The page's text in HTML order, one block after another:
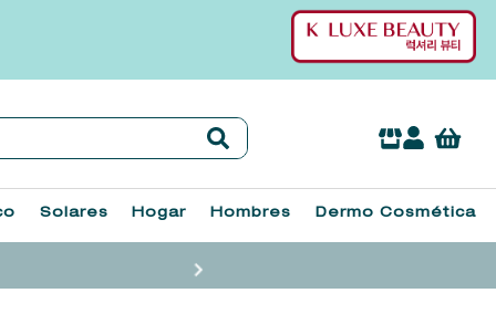
Solares Hogar Hombres Dermo Cosmética